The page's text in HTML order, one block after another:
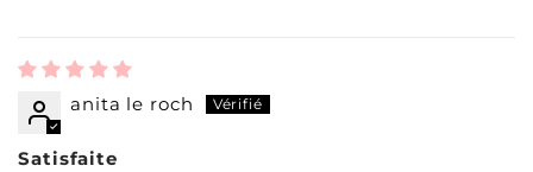
anita le roch
Satisfaite